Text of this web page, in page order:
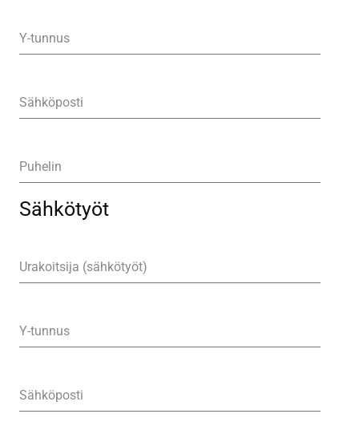
Y-tunnus
Sähköposti
Puhelin
Sähkötyöt
Urakoitsija (sähkötyöt)
Y-tunnus
Sähköposti